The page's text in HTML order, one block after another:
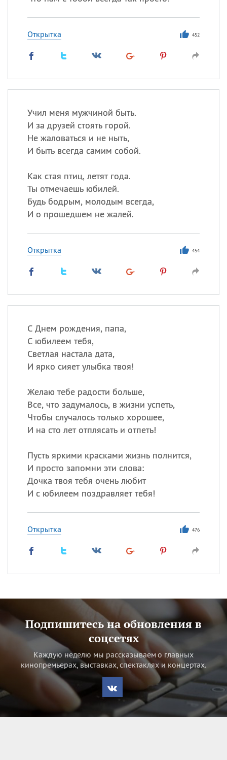
Открытка 452
Учил меня мужчиной быть.
И за друзей стоять горой.
Не жаловаться и не ныть,
И быть всегда самим собой.
Как стая птиц, летят года.
Ты отмечаешь юбилей.
Будь бодрым, молодым всегда,
И о прошедшем не жалей.
Открытка 454
С Днем рождения, папа,
С юбилеем тебя,
Светлая настала дата,
И ярко сияет улыбка твоя!
Желаю тебе радости больше,
Все, что задумалось, в жизни успеть,
Чтобы случалось только хорошее,
И на сто лет отплясать и отпеть!
Пусть яркими красками жизнь полнится,
И просто запомни эти слова:
Дочка твоя тебя очень любит
И с юбилеем поздравляет тебя!
Открытка 476
Подпишитесь на обновления в
соцсетях
Каждую неделю мы рассказываем о главных
кинопремьерах, выставках, спектаклях и концертах.